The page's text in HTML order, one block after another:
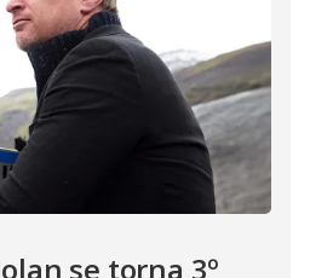
se torna 3º